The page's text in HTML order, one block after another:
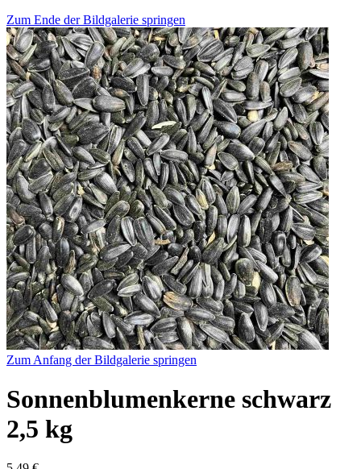
Zum Ende der Bildgalerie springen
Zum Anfang der Bildgalerie springen
Sonnenblumenkerne schwarz
2,5 kg